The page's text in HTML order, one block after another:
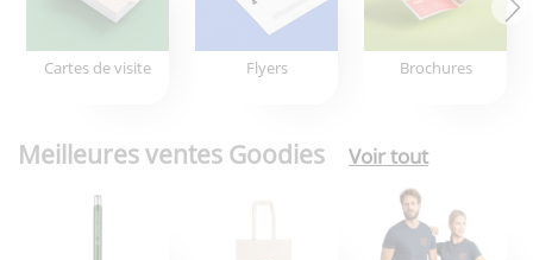
Cartes de visite Flyers Brochures
Meilleures ventes Goodies Voir tout